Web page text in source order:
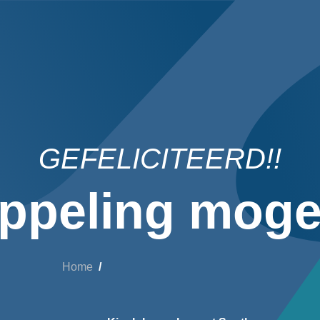
GEFELICITEERD!!
Home